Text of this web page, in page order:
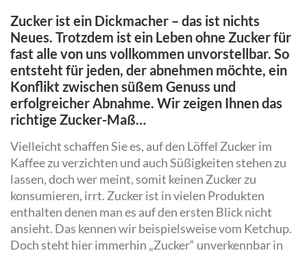
Zucker ist ein Dickmacher – das ist nichts
Neues. Trotzdem ist ein Leben ohne Zucker für
fast alle von uns vollkommen unvorstellbar. So
entsteht für jeden, der abnehmen möchte, ein
Konflikt zwischen süßem Genuss und
erfolgreicher Abnahme. Wir zeigen Ihnen das
richtige Zucker-Maß…
Vielleicht schaffen Sie es, auf den Löffel Zucker im
Kaffee zu verzichten und auch Süßigkeiten stehen zu
lassen, doch wer meint, somit keinen Zucker zu
konsumieren, irrt. Zucker ist in vielen Produkten
enthalten denen man es auf den ersten Blick nicht
ansieht. Das kennen wir beispielsweise vom Ketchup.
Doch steht hier immerhin „Zucker“ unverkennbar in